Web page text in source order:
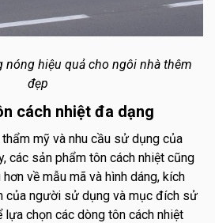
nóng hiệu quả cho ngôi nhà thêm
đẹp
cách nhiệt đa dạng
mỹ và nhu cầu sử dụng của
các sản phẩm tôn cách nhiệt cũng
về mẫu mã và hình dáng, kích
của người sử dụng và mục đích sử
lựa chọn các dòng tôn cách nhiệt